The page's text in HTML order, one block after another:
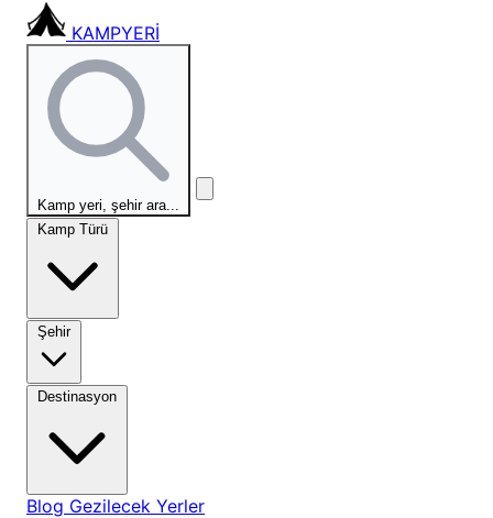
KAMPYERİ
Kamp yeri, şehir ara...
Kamp Türü
Şehir
Destinasyon
Blog Gezilecek Yerler